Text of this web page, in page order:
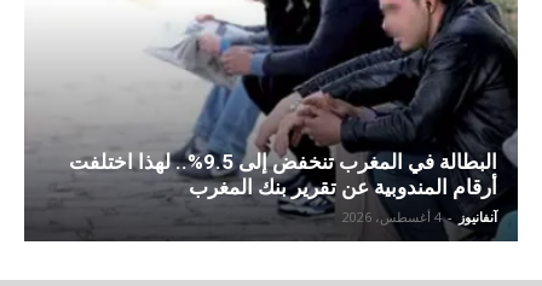
البطالة في المغرب تنخفض إلى 9.5%.. لهذا اختلفت
أرقام المندوبية عن تقرير بنك المغرب
آنفانيوز - 4 أغسطس، 2026